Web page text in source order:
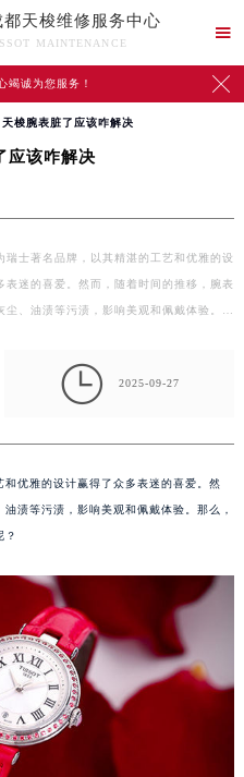
都天梭维修服务中心
MAINTENANCE

竭诚为您服务！ 
梭腕表脏了应该咋解决
应该咋解决
瑞士著名品牌，以其精湛的工艺和优雅的设
表迷的喜爱。然而，随着时间的推移，腕表
尘、油渍等污渍，影响美观和佩戴体验。
 2025-09-27
优雅的设计赢得了众多表迷的喜爱。然
渍等污渍，影响美观和佩戴体验。那么，
？